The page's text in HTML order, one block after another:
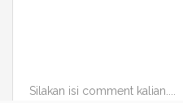
Silakan isi comment kalian....